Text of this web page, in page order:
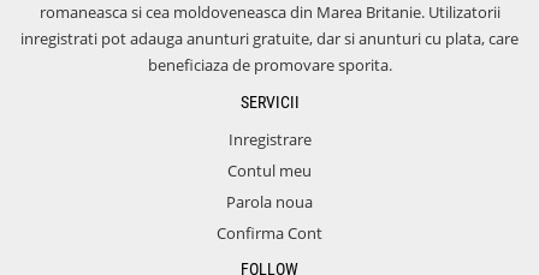
romaneasca si cea moldoveneasca din Marea Britanie. Utilizatorii
inregistrati pot adauga anunturi gratuite, dar si anunturi cu plata, care
beneficiaza de promovare sporita.
SERVICII
Inregistrare
Contul meu
Parola noua
Confirma Cont
FOLLOW